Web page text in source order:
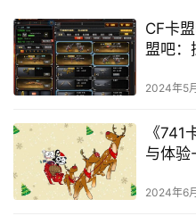
CF卡
盟吧：
2024年5
《
与体验
2024年6